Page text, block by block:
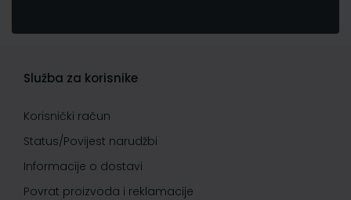
Služba za korisnike
Korisnički račun
Status/Povijest narudžbi
Informacije o dostavi
Povrat proizvoda i reklamacije